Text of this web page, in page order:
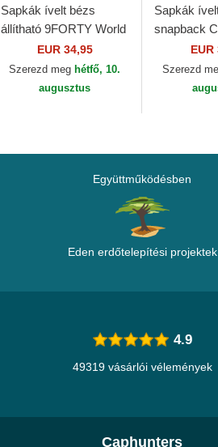
Sapkák ívelt bézs
állítható 9FORTY World
Series New York
Yankees MLB New Era
EUR 34,95
Szerezd meg hétfő, 10.
augusztus
Sapkák
snapback
EUR
Szerezd
Együttműködésben
Eden erdőtelepítési projektek
4.9
49319 vásárlói vélemények
Caphunters